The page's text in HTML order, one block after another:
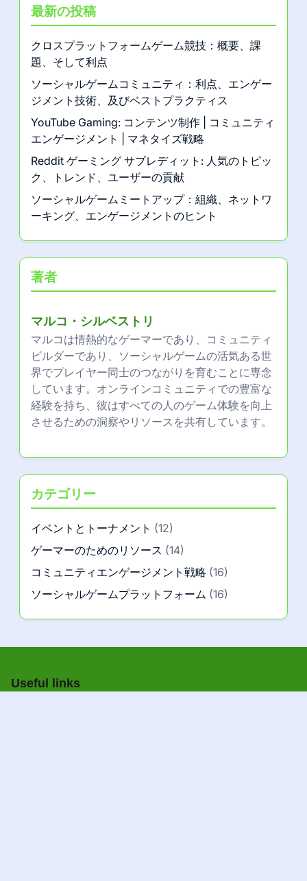
最新の投稿
クロスプラットフォームゲーム競技：概要、課
題、そして利点
ソーシャルゲームコミュニティ：利点、エンゲー
ジメント技術、及びベストプラクティス
YouTube Gaming: コンテンツ制作 | コミュニティ
エンゲージメント | マネタイズ戦略
Reddit ゲーミング サブレディット: 人気のトピッ
ク、トレンド、ユーザーの貢献
ソーシャルゲームミートアップ：組織、ネットワ
ーキング、エンゲージメントのヒント
著者
マルコ・シルベストリ
マルコは情熱的なゲーマーであり、コミュニティ
ビルダーであり、ソーシャルゲームの活気ある世
界でプレイヤー同士のつながりを育むことに専念
しています。オンラインコミュニティでの豊富な
経験を持ち、彼はすべての人のゲーム体験を向上
させるための洞察やリソースを共有しています。
カテゴリー
イベントとトーナメント (12)
ゲーマーのためのリソース (14)
コミュニティエンゲージメント戦略 (16)
ソーシャルゲームプラットフォーム (16)
Useful links